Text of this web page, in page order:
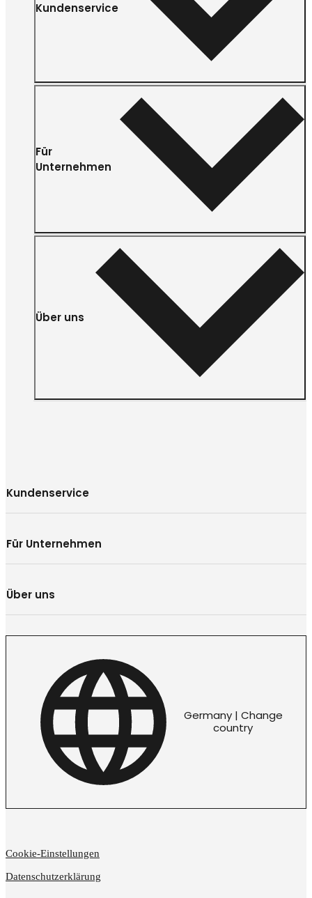
Kundenservice
Für
Unternehmen
Über uns
Kundenservice
Für Unternehmen
Über uns
Germany | Change
country
Cookie-Einstellungen
Datenschutzerklärung